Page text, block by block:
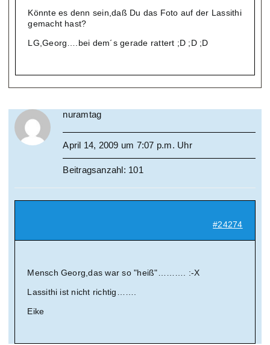
Könnte es denn sein,daß Du das Foto auf der Lassithi
gemacht hast?
LG,Georg….bei dem´s gerade rattert ;D ;D ;D
nuramtag
April 14, 2009 um 7:07 p.m. Uhr
Beitragsanzahl: 101
#24274
Mensch Georg,das war so "heiß"………. :-X
Lassithi ist nicht richtig…….
Eike